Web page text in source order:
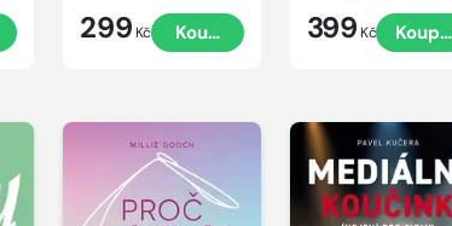
299 Kč Koupit 399 Kč Koupit